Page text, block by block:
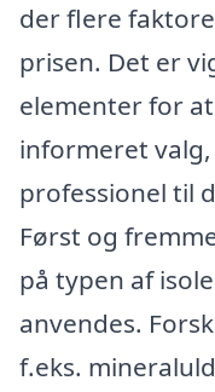
der flere
prisen. Det er
elementer for
informeret
professionel til
Først og
på typen af
anvendes.
f.eks.